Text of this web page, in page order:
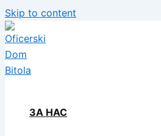
Skip to content
ЗА НАС